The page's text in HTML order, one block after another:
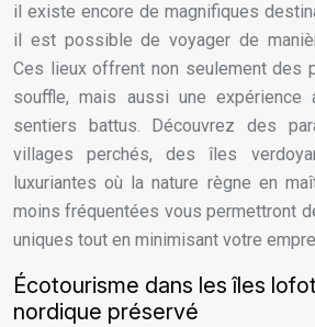
il existe encore de magnifiques
il est possible de voyager de
Ces lieux offrent non seulement des
souffle, mais aussi une expérience
sentiers battus. Découvrez des
villages perchés, des îles
luxuriantes où la nature règne en
moins fréquentées vous permettront
uniques tout en minimisant votre
Écotourisme dans les îles
nordique préservé